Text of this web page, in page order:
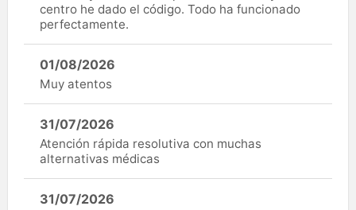
centro he dado el código. Todo ha funcionado
perfectamente.
01/08/2026
Muy atentos
31/07/2026
Atención rápida resolutiva con muchas
alternativas médicas
31/07/2026